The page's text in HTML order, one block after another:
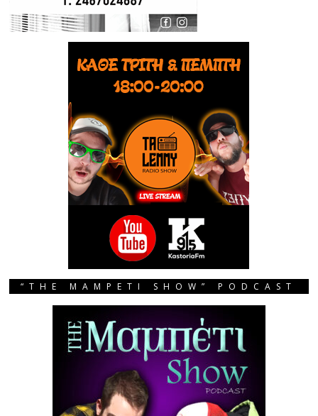
“THE MAMPETI SHOW” PODCAST